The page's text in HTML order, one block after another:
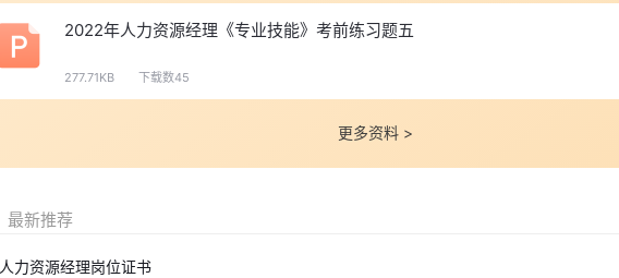
2022年人力资源经理《专业技能》考前练习题五
277.71KB 下载数45
更多资料 >
最新推荐
人力资源经理岗位证书